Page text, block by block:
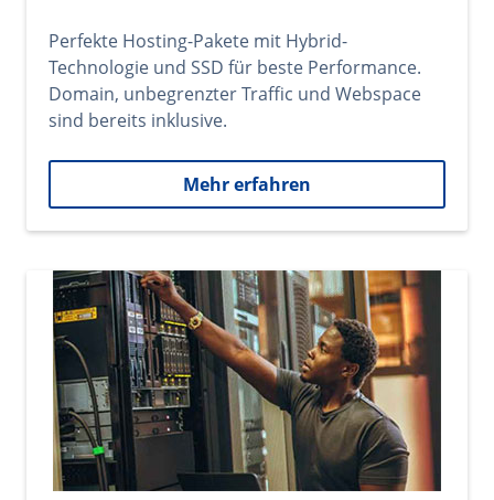
Perfekte Hosting-Pakete mit Hybrid-
Technologie und SSD für beste Performance.
Domain, unbegrenzter Traffic und Webspace
sind bereits inklusive.
Mehr erfahren